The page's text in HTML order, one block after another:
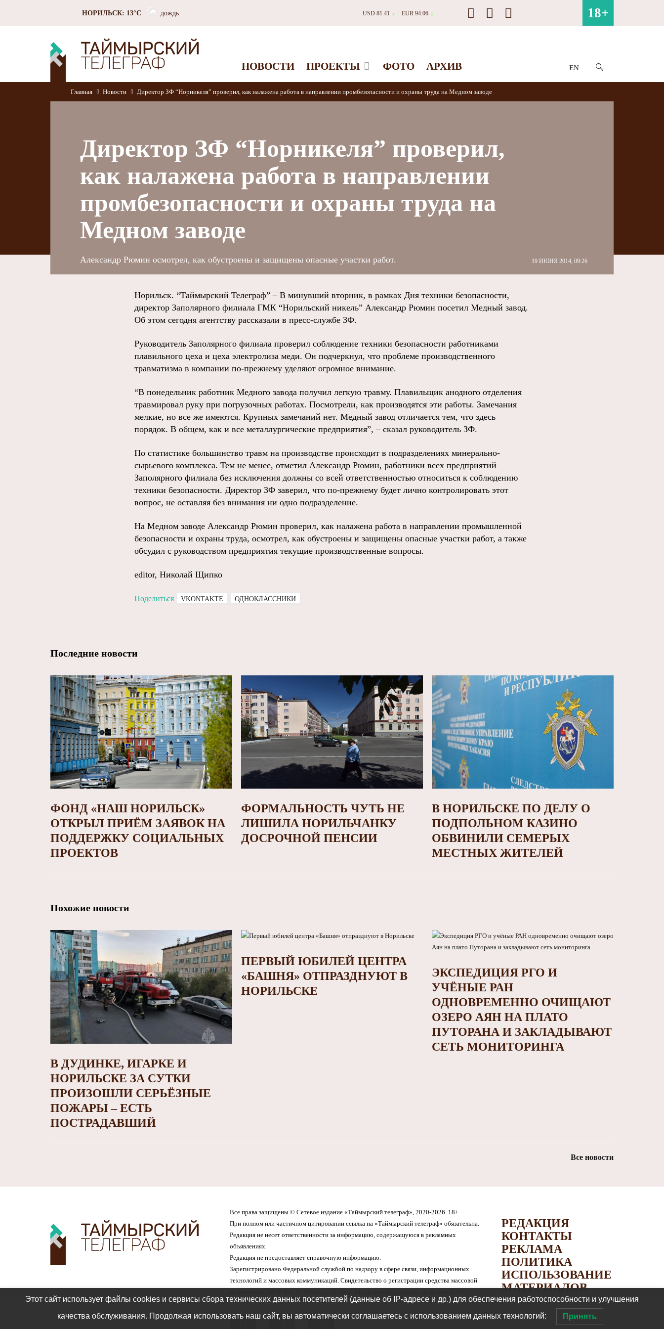
НОРИЛЬСК: 13°C дождь USD 81.41 ▲ EUR 94.06 ▲ 18+
НОВОСТИ ПРОЕКТЫ ФОТО АРХИВ EN
Главная Новости Директор ЗФ “Норникеля” проверил, как налажена работа в направлении промбезопасности и охраны труда на Медном заводе
Директор ЗФ “Норникеля” проверил,
как налажена работа в направлении
промбезопасности и охраны труда на
Медном заводе
19 ИЮНЯ 2014, 09:26
Александр Рюмин осмотрел, как обустроены и защищены опасные участки работ.
Норильск. “Таймырский Телеграф” – В минувший вторник, в рамках Дня техники безопасности,
директор Заполярного филиала ГМК “Норильский никель” Александр Рюмин посетил Медный завод.
Об этом сегодня агентству рассказали в пресс-службе ЗФ.
Руководитель Заполярного филиала проверил соблюдение техники безопасности работниками
плавильного цеха и цеха электролиза меди. Он подчеркнул, что проблеме производственного
травматизма в компании по-прежнему уделяют огромное внимание.
“В понедельник работник Медного завода получил легкую травму. Плавильщик анодного отделения
травмировал руку при погрузочных работах. Посмотрели, как производятся эти работы. Замечания
мелкие, но все же имеются. Крупных замечаний нет. Медный завод отличается тем, что здесь
порядок. В общем, как и все металлургические предприятия”, – сказал руководитель ЗФ.
По статистике большинство травм на производстве происходит в подразделениях минерально-
сырьевого комплекса. Тем не менее, отметил Александр Рюмин, работники всех предприятий
Заполярного филиала без исключения должны со всей ответственностью относиться к соблюдению
техники безопасности. Директор ЗФ заверил, что по-прежнему будет лично контролировать этот
вопрос, не оставляя без внимания ни одно подразделение.
На Медном заводе Александр Рюмин проверил, как налажена работа в направлении промышленной
безопасности и охраны труда, осмотрел, как обустроены и защищены опасные участки работ, а также
обсудил с руководством предприятия текущие производственные вопросы.
editor, Николай Щипко
Поделиться VKONTAKTE ОДНОКЛАССНИКИ
Последние новости
ФОНД «НАШ НОРИЛЬСК»
ОТКРЫЛ ПРИЁМ ЗАЯВОК НА
ПОДДЕРЖКУ СОЦИАЛЬНЫХ
ПРОЕКТОВ
ФОРМАЛЬНОСТЬ ЧУТЬ НЕ
ЛИШИЛА НОРИЛЬЧАНКУ
ДОСРОЧНОЙ ПЕНСИИ
В НОРИЛЬСКЕ ПО ДЕЛУ О
ПОДПОЛЬНОМ КАЗИНО
ОБВИНИЛИ СЕМЕРЫХ
МЕСТНЫХ ЖИТЕЛЕЙ
Похожие новости
В ДУДИНКЕ, ИГАРКЕ И
НОРИЛЬСКЕ ЗА СУТКИ
ПРОИЗОШЛИ СЕРЬЁЗНЫЕ
ПОЖАРЫ – ЕСТЬ
ПОСТРАДАВШИЙ
ПЕРВЫЙ ЮБИЛЕЙ ЦЕНТРА
«БАШНЯ» ОТПРАЗДНУЮТ В
НОРИЛЬСКЕ
ЭКСПЕДИЦИЯ РГО И
УЧЁНЫЕ РАН
ОДНОВРЕМЕННО ОЧИЩАЮТ
ОЗЕРО АЯН НА ПЛАТО
ПУТОРАНА И ЗАКЛАДЫВАЮТ
СЕТЬ МОНИТОРИНГА
Все новости
Все права защищены © Сетевое издание «Таймырский телеграф», 2020-2026. 18+
При полном или частичном цитировании ссылка на «Таймырский телеграф» обязательна.
Редакция не несет ответственности за информацию, содержащуюся в рекламных
объявлениях.
Редакция не предоставляет справочную информацию.
Зарегистрировано Федеральной службой по надзору в сфере связи, информационных
технологий и массовых коммуникаций. Свидетельство о регистрации средства массовой
РЕДАКЦИЯ
КОНТАКТЫ
РЕКЛАМА
ПОЛИТИКА
ИСПОЛЬЗОВАНИЕ
МАТЕРИАЛОВ
Этот сайт использует файлы cookies и сервисы сбора технических данных посетителей (данные об IP-адресе и др.) для обеспечения работоспособности и улучшения
качества обслуживания. Продолжая использовать наш сайт, вы автоматически соглашаетесь с использованием данных технологий: Принять